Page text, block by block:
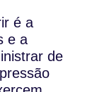
é a
e a
de